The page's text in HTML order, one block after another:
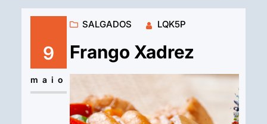
9
maio
SALGADOS LQK5P
Frango Xadrez